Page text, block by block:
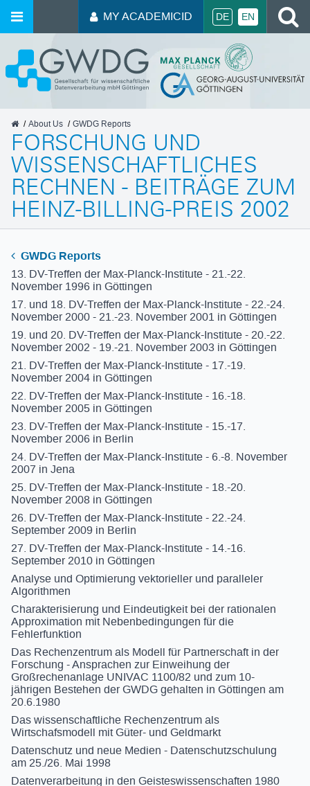
MY ACADEMICID DE EN
GWDG
About Us GWDG Reports
FORSCHUNG UND
WISSENSCHAFTLICHES
RECHNEN - BEITRÄGE ZUM
HEINZ-BILLING-PREIS 2002
GWDG Reports
13. DV-Treffen der Max-Planck-Institute - 21.-22.
November 1996 in Göttingen
17. und 18. DV-Treffen der Max-Planck-Institute - 22.-24.
November 2000 - 21.-23. November 2001 in Göttingen
19. und 20. DV-Treffen der Max-Planck-Institute - 20.-22.
November 2002 - 19.-21. November 2003 in Göttingen
21. DV-Treffen der Max-Planck-Institute - 17.-19.
November 2004 in Göttingen
22. DV-Treffen der Max-Planck-Institute - 16.-18.
November 2005 in Göttingen
23. DV-Treffen der Max-Planck-Institute - 15.-17.
November 2006 in Berlin
24. DV-Treffen der Max-Planck-Institute - 6.-8. November
2007 in Jena
25. DV-Treffen der Max-Planck-Institute - 18.-20.
November 2008 in Göttingen
26. DV-Treffen der Max-Planck-Institute - 22.-24.
September 2009 in Berlin
27. DV-Treffen der Max-Planck-Institute - 14.-16.
September 2010 in Göttingen
Analyse und Optimierung vektorieller und paralleler
Algorithmen
Charakterisierung und Eindeutigkeit bei der rationalen
Approximation mit Nebenbedingungen für die
Fehlerfunktion
Das Rechenzentrum als Modell für Partnerschaft in der
Forschung - Ansprachen zur Einweihung der
Großrechenanlage UNIVAC 1100/82 und zum 10-
jährigen Bestehen der GWDG gehalten in Göttingen am
20.6.1980
Das wissenschaftliche Rechenzentrum als
Wirtschafsmodell mit Güter- und Geldmarkt
Datenschutz und neue Medien - Datenschutzschulung
am 25./26. Mai 1998
Datenverarbeitung in den Geisteswissenschaften 1980